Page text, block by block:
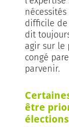
difficile de
dit
agir sur le
congé
parvenir.
être